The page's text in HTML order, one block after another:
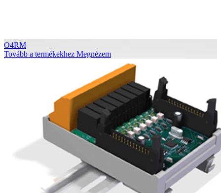
O4RM
Tovább a termékekhez Megnézem